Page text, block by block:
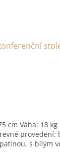
cm Váha: 18
provedení:
s bílým